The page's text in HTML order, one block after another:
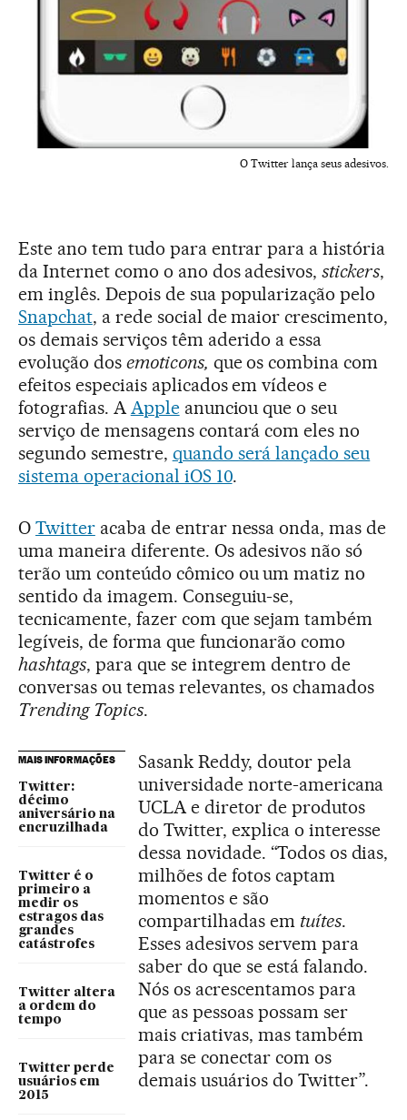
O Twitter lança seus adesivos.
Este ano tem tudo para entrar para a história
da Internet como o ano dos adesivos,stickers,
em inglês. Depois de sua popularização pelo
Snapchat, a rede social de maior crescimento,
os demais serviços têm aderido a essa
evolução dos emoticons, que os combina com
efeitos especiais aplicados em vídeos e
fotografias. AAppleanunciou que o seu
serviço de mensagens contará com eles no
segundo semestre, quando será lançado seu
sistema operacional iOS 10.
O Twitteracaba de entrar nessa onda, mas de
uma maneira diferente. Os adesivos não só
terão um conteúdo cômico ou um matiz no
sentido da imagem. Conseguiu-se,
tecnicamente, fazer com que sejam também
legíveis, de forma que funcionarão como
hashtags, para que se integrem dentro de
conversas ou temas relevantes, os chamados
Trending Topics.
MAIS INFORMAÇÕES
Twitter:
décimo
aniversário na
encruzilhada
Twitter é o
primeiro a
medir os
estragos das
grandes
catástrofes
Twitter altera
a ordem do
tempo
Twitter perde
usuários em
2015
Sasank Reddy, doutor pela
universidade norte-americana
UCLA e diretor de produtos
do Twitter, explica o interesse
dessa novidade. “Todos os dias,
milhões de fotos captam
momentos e são
compartilhadas em tuítes.
Esses adesivos servem para
saber do que se está falando.
Nós os acrescentamos para
que as pessoas possam ser
mais criativas, mas também
para se conectar com os
demais usuários do Twitter”.